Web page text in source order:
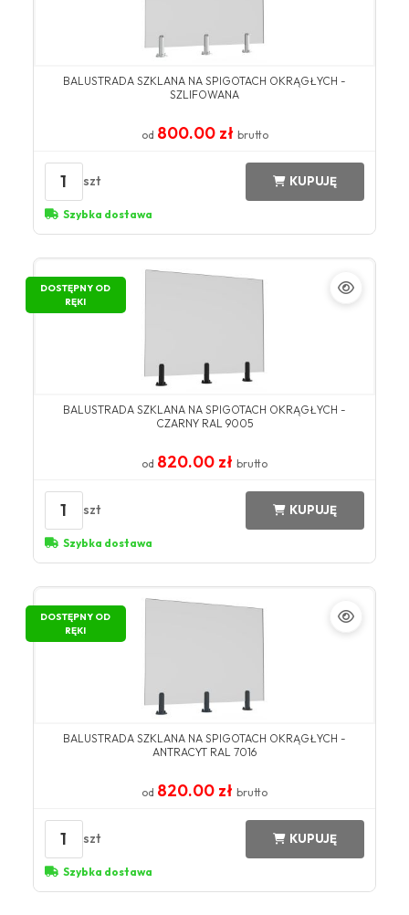
BALUSTRADA SZKLANA NA SPIGOTACH OKRĄGŁYCH -
SZLIFOWANA
od 800.00 zł brutto
1 szt KUPUJĘ
Szybka dostawa
DOSTĘPNY OD
RĘKI
BALUSTRADA SZKLANA NA SPIGOTACH OKRĄGŁYCH -
CZARNY RAL 9005
od 820.00 zł brutto
1 szt KUPUJĘ
Szybka dostawa
DOSTĘPNY OD
RĘKI
BALUSTRADA SZKLANA NA SPIGOTACH OKRĄGŁYCH -
ANTRACYT RAL 7016
od 820.00 zł brutto
1 szt KUPUJĘ
Szybka dostawa